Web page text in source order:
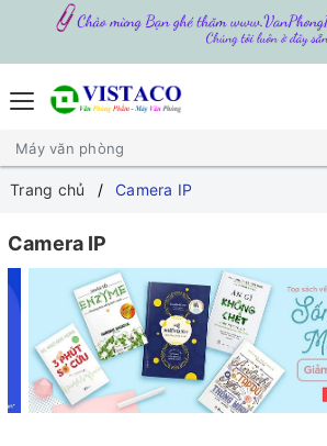
Trang chủ Camera IP
Camera IP